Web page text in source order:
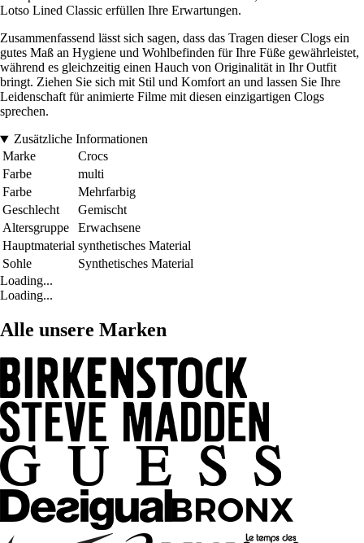
Lotso Lined Classic erfüllen Ihre Erwartungen.
Zusammenfassend lässt sich sagen, dass das Tragen dieser Clogs ein
gutes Maß an Hygiene und Wohlbefinden für Ihre Füße gewährleistet,
während es gleichzeitig einen Hauch von Originalität in Ihr Outfit
bringt. Ziehen Sie sich mit Stil und Komfort an und lassen Sie Ihre
Leidenschaft für animierte Filme mit diesen einzigartigen Clogs
sprechen.
Zusätzliche Informationen
Marke
Crocs
Farbe
multi
Farbe
Mehrfarbig
Geschlecht
Gemischt
Altersgruppe
Erwachsene
Hauptmaterial synthetisches Material
Sohle
Synthetisches Material
Loading...
Loading...
Alle unsere Marken